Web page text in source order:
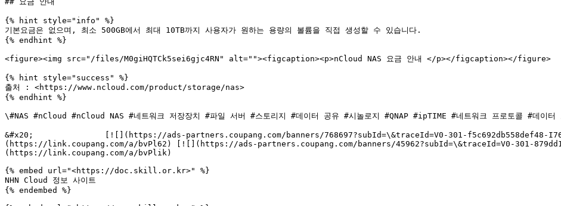
{% hint style="info" %}
기본요금은 없으며, 최소 500GB에서 최대 10TB까지 사용자가 원하는 용량의 볼륨을 직접 생성할 수 있습니다.
{% endhint %}
<figure><img src="/files/M0giHQTCk5sei6gjc4RN" alt=""><figcaption><p>nCloud NAS 요금 안내 </p></figcaption></figure>
{% hint style="success" %}
출처 : <https://www.ncloud.com/product/storage/nas>
{% endhint %}
\#NAS #nCloud #nCloud NAS #네트워크 저장장치 #파일 서버 #스토리지 #데이터 공유 #시놀로지 #QNAP #ipTIME #네트워크 프로토콜 #데이터
&#x20;               [![](https://ads-partners.coupang.com/banners/768697?subId=\&traceId=V0-301-f5c692db558def48-
(https://link.coupang.com/a/bvPl62) [![](https://ads-partners.coupang.com/banners/45962?subId=\&traceId=V0-301-
(https://link.coupang.com/a/bvPlik)
{% embed url="<https://doc.skill.or.kr>" %}
NHN Cloud 정보 사이트
{% endembed %}